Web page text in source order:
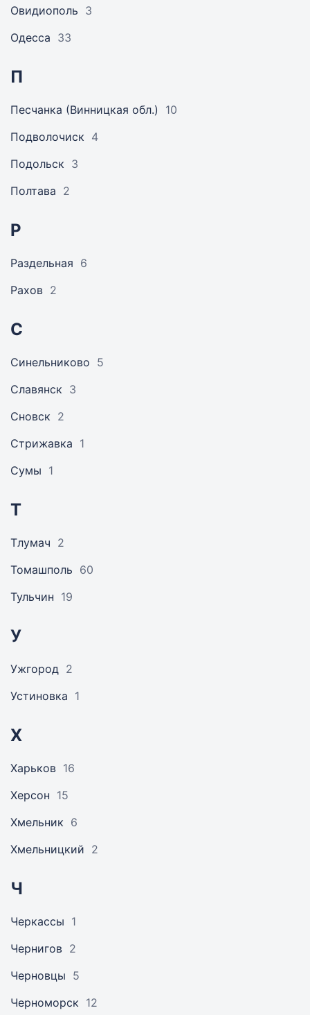
Овидиополь 3
Одесса 33
П
Песчанка (Винницкая обл.)
10
Подволочиск 4
Подольск 3
Полтава 2
Р
Раздельная 6
Рахов 2
С
Синельниково 5
Славянск 3
Сновск 2
Стрижавка 1
Сумы 1
Т
Тлумач 2
Томашполь 60
Тульчин 19
У
Ужгород 2
Устиновка 1
Х
Харьков 16
Херсон 15
Хмельник 6
Хмельницкий 2
Ч
Черкассы 1
Чернигов 2
Черновцы 5
Черноморск 12